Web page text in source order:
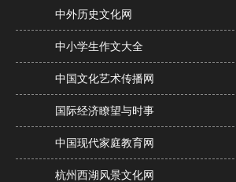
中外历史文化网
中小学生作文大全
中国文化艺术传播网
国际经济瞭望与时事
中国现代家庭教育网
杭州西湖风景文化网